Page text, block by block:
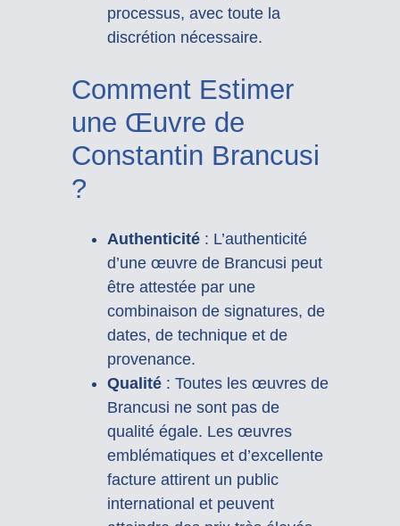
processus, avec toute la
discrétion nécessaire.
Comment Estimer
une Œuvre de
Constantin Brancusi
?
Authenticité: L’authenticité
d’une œuvre de Brancusi peut
être attestée par une
combinaison de signatures, de
dates, de technique et de
provenance.
Qualité: Toutes les œuvres de
Brancusi ne sont pas de
qualité égale. Les œuvres
emblématiques et d’excellente
facture attirent un public
international et peuvent